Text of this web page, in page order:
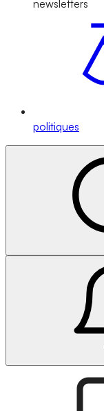
newsletters
politiques